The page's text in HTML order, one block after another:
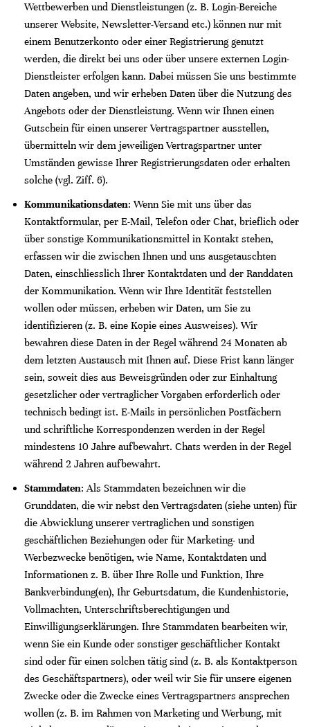
Wettbewerben und Dienstleistungen (z. B. Login-Bereiche
unserer Website, Newsletter-Versand etc.) können nur mit
einem Benutzerkonto oder einer Registrierung genutzt
werden, die direkt bei uns oder über unsere externen Login-
Dienstleister erfolgen kann. Dabei müssen Sie uns bestimmte
Daten angeben, und wir erheben Daten über die Nutzung des
Angebots oder der Dienstleistung. Wenn wir Ihnen einen
Gutschein für einen unserer Vertragspartner ausstellen,
übermitteln wir dem jeweiligen Vertragspartner unter
Umständen gewisse Ihrer Registrierungsdaten oder erhalten
solche (vgl. Ziff. 6).
Kommunikationsdaten: Wenn Sie mit uns über das
Kontaktformular, per E-Mail, Telefon oder Chat, brieflich oder
über sonstige Kommunikationsmittel in Kontakt stehen,
erfassen wir die zwischen Ihnen und uns ausgetauschten
Daten, einschliesslich Ihrer Kontaktdaten und der Randdaten
der Kommunikation. Wenn wir Ihre Identität feststellen
wollen oder müssen, erheben wir Daten, um Sie zu
identifizieren (z. B. eine Kopie eines Ausweises). Wir
bewahren diese Daten in der Regel während 24 Monaten ab
dem letzten Austausch mit Ihnen auf. Diese Frist kann länger
sein, soweit dies aus Beweisgründen oder zur Einhaltung
gesetzlicher oder vertraglicher Vorgaben erforderlich oder
technisch bedingt ist. E-Mails in persönlichen Postfächern
und schriftliche Korrespondenzen werden in der Regel
mindestens 10 Jahre aufbewahrt. Chats werden in der Regel
während 2 Jahren aufbewahrt.
Stammdaten: Als Stammdaten bezeichnen wir die
Grunddaten, die wir nebst den Vertragsdaten (siehe unten) für
die Abwicklung unserer vertraglichen und sonstigen
geschäftlichen Beziehungen oder für Marketing- und
Werbezwecke benötigen, wie Name, Kontaktdaten und
Informationen z. B. über Ihre Rolle und Funktion, Ihre
Bankverbindung(en), Ihr Geburtsdatum, die Kundenhistorie,
Vollmachten, Unterschriftsberechtigungen und
Einwilligungserklärungen. Ihre Stammdaten bearbeiten wir,
wenn Sie ein Kunde oder sonstiger geschäftlicher Kontakt
sind oder für einen solchen tätig sind (z. B. als Kontaktperson
des Geschäftspartners), oder weil wir Sie für unsere eigenen
Zwecke oder die Zwecke eines Vertragspartners ansprechen
wollen (z. B. im Rahmen von Marketing und Werbung, mit